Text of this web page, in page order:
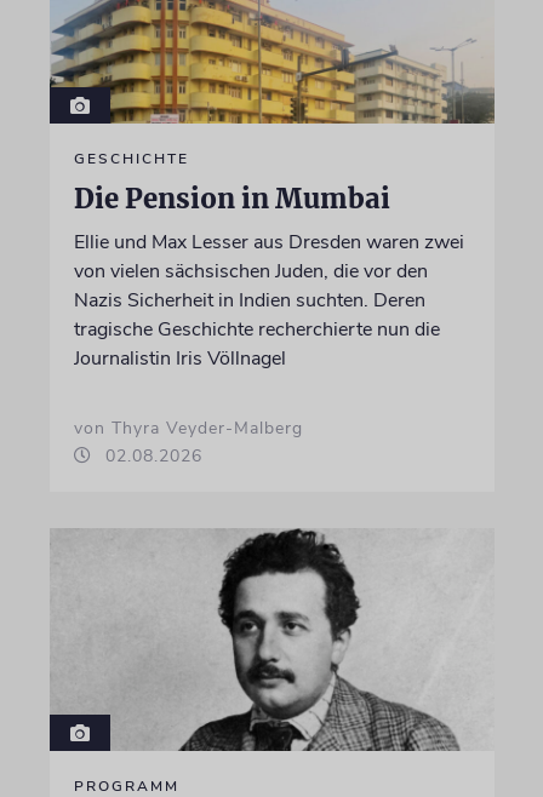
GESCHICHTE
Die Pension in Mumbai
Ellie und Max Lesser aus Dresden waren zwei
von vielen sächsischen Juden, die vor den
Nazis Sicherheit in Indien suchten. Deren
tragische Geschichte recherchierte nun die
Journalistin Iris Völlnagel
von Thyra Veyder-Malberg
02.08.2026
PROGRAMM